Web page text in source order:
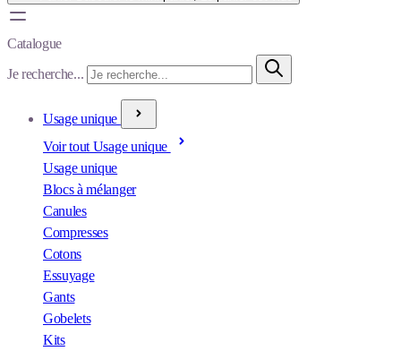
Catalogue
Je recherche...
Usage unique
Voir tout Usage unique
Usage unique
Blocs à mélanger
Canules
Compresses
Cotons
Essuyage
Gants
Gobelets
Kits